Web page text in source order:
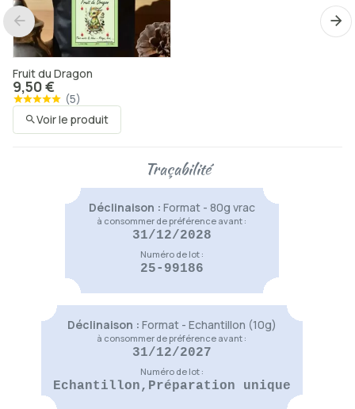
Voir le produit
Thé de Sax
9,50 €
La Tisane des 7 Chakras
Voir le produit
Fruit du Dragon
9,50 €
(5)
Voir le produit
Voir le produit
Pinocchio
Traçabilité
Déclinaison : Format - 80g vrac
à consommer de préférence avant :
31/12/2028
Numéro de lot :
25-99186
Déclinaison : Format - Echantillon (10g)
à consommer de préférence avant :
31/12/2027
Numéro de lot :
Echantillon,Préparation unique